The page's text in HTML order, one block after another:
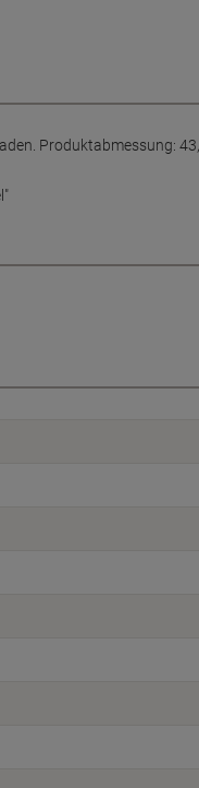
Produktabmessung: